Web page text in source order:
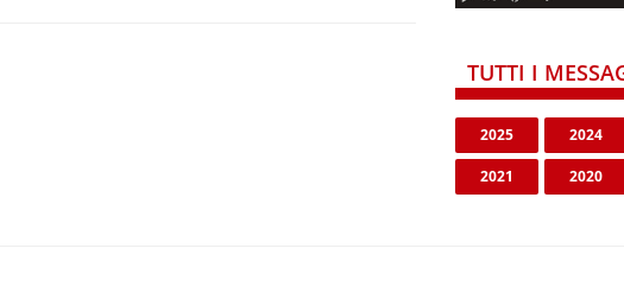
TUTTI I
2025 2024
2021 2020